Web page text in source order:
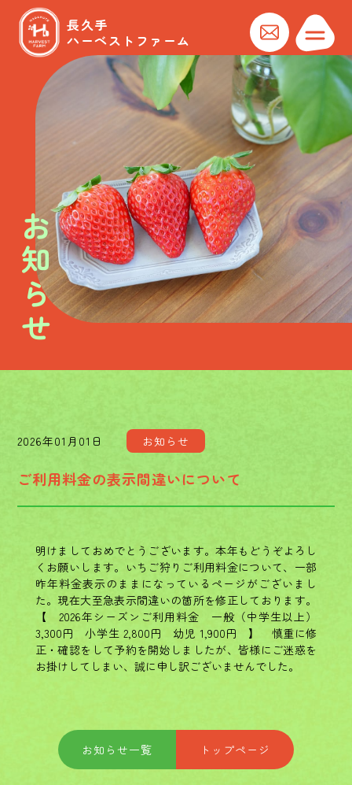
長久手
ハーベストファーム
お知らせ
2026年01月01日 お知らせ
ご利用料金の表示間違いについて
明けましておめでとうございます。本年もどうぞよろし
くお願いします。いちご狩りご利用料金について、一部
昨年料金表示のままになっているページがございまし
た。現在大至急表示間違いの箇所を修正しております。
【 2026年シーズンご利用料金 一般（中学生以上）
3,300円 小学生 2,800円 幼児 1,900円 】 慎重に修
正・確認をして予約を開始しましたが、皆様にご迷惑を
お掛けしてしまい、誠に申し訳ございませんでした。
お知らせ一覧 トップページ